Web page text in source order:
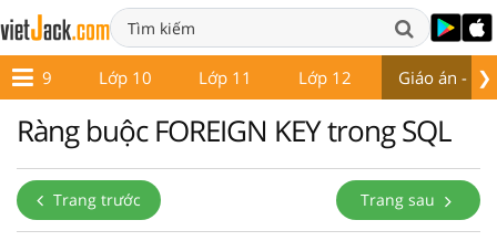
❯
Lớp 9 Lớp 10 Lớp 11 Lớp 12 Giáo án -
Ràng buộc FOREIGN KEY trong SQL
Trang trước Trang sau